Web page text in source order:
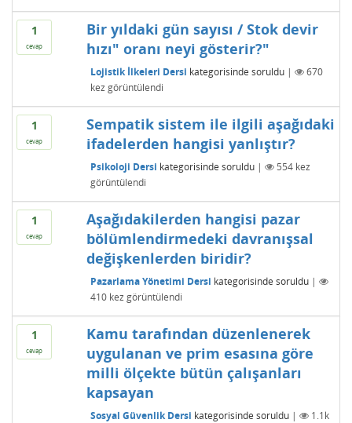
1
cevap
Bir yıldaki gün sayısı / Stok devir
hızı" oranı neyi gösterir?"
Lojistik İlkeleri Dersi kategorisinde soruldu |
670
kez görüntülendi
1
cevap
Sempatik sistem ile ilgili aşağıdaki
ifadelerden hangisi yanlıştır?
Psikoloji Dersi kategorisinde soruldu | 554kez
görüntülendi
1
cevap
Aşağıdakilerden hangisi pazar
bölümlendirmedeki davranışsal
değişkenlerden biridir?
Pazarlama Yönetimi Dersi kategorisinde soruldu |
410kez görüntülendi
1
cevap
Kamu tarafından düzenlenerek
uygulanan ve prim esasına göre
milli ölçekte bütün çalışanları
kapsayan
Sosyal Güvenlik Dersi kategorisinde soruldu |
1.1k